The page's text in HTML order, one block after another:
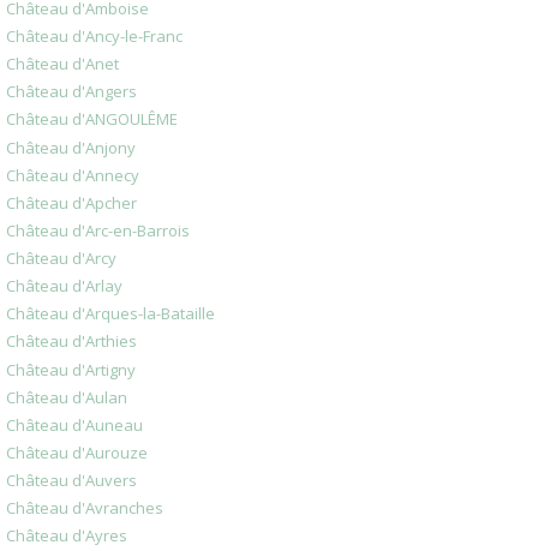
Château d'Amboise
Château d'Ancy-le-Franc
Château d'Anet
Château d'Angers
Château d'ANGOULÊME
Château d'Anjony
Château d'Annecy
Château d'Apcher
Château d'Arc-en-Barrois
Château d'Arcy
Château d'Arlay
Château d'Arques-la-Bataille
Château d'Arthies
Château d'Artigny
Château d'Aulan
Château d'Auneau
Château d'Aurouze
Château d'Auvers
Château d'Avranches
Château d'Ayres